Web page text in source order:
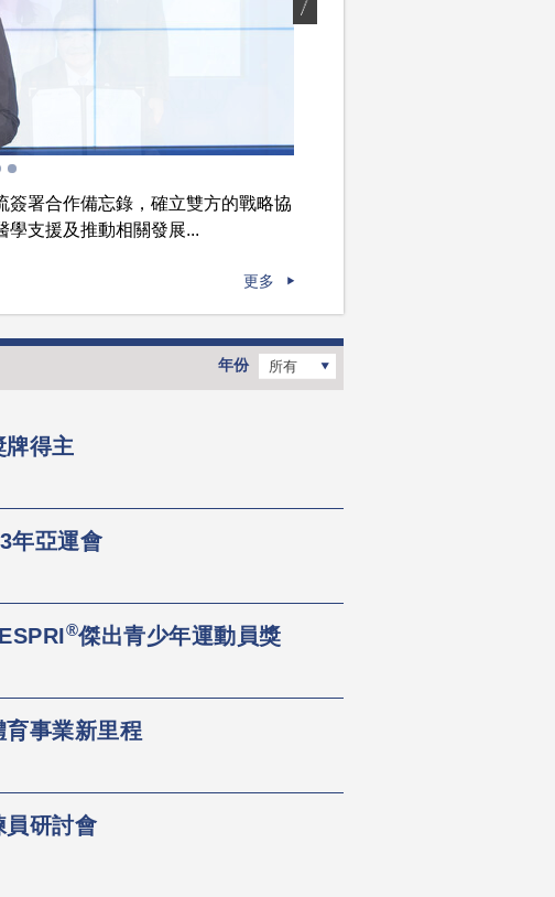
署合作備忘錄，確立雙方的戰略協
學支援及推動相關發展...
更多
年份 所有
得主
年亞運會
®傑出青少年運動員獎
事業新里程
員研討會